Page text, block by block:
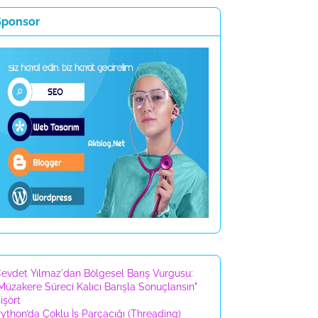
Yılmaz'dan Bölgesel Barış Vurgusu:
Süreci Kalıcı Barışla Sonuçlansın"
Çoklu İş Parçacığı (Threading)